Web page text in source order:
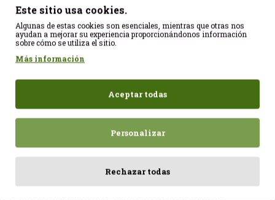
Mientras dormimos:
Los queratinocitos se regeneran.
Los fibroblastos producen colágeno.
Se activan mecanismos antioxidantes.
Aquí entra en juego una molécula fundamental: la
melatonina.
La conocemos como la hormona del sueño, pero
también participa activamente en procesos de
reparación celular y protección antioxidante.
Dormir bien no es solo descansar.
Este sitio usa cookies.
Algunas de estas cookies son esenciales, mientras que otras nos
ayudan a mejorar su experiencia proporcionándonos información
sobre cómo se utiliza el sitio.
Más información
Aceptar todas
Personalizar
Rechazar todas